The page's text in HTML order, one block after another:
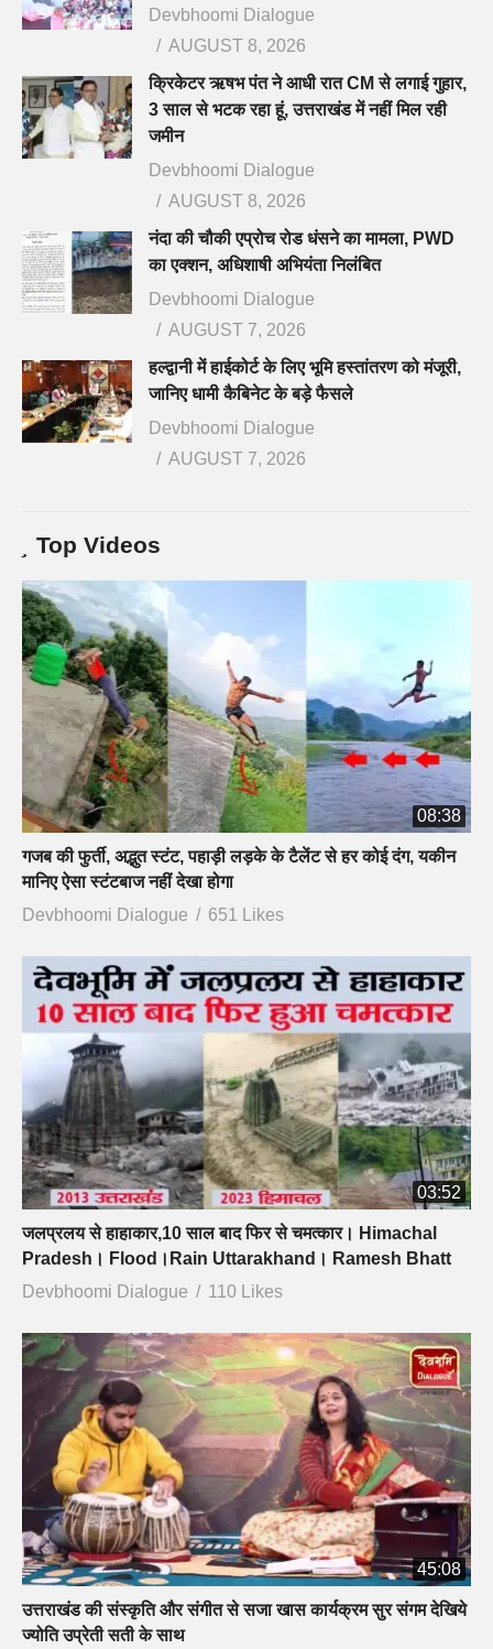
Devbhoomi Dialogue
AUGUST 8, 2026
क्रिकेटर ऋषभ पंत ने आधी रात CM से लगाई गुहार,
3 साल से भटक रहा हूं, उत्तराखंड में नहीं मिल रही
जमीन
Devbhoomi Dialogue
AUGUST 8, 2026
नंदा की चौकी एप्रोच रोड धंसने का मामला, PWD
का एक्शन, अधिशाषी अभियंता निलंबित
Devbhoomi Dialogue
AUGUST 7, 2026
हल्द्वानी में हाईकोर्ट के लिए भूमि हस्तांतरण को मंजूरी,
जानिए धामी कैबिनेट के बड़े फैसले
Devbhoomi Dialogue
AUGUST 7, 2026
Top Videos
08:38
गजब की फुर्ती, अद्भुत स्टंट, पहाड़ी लड़के के टैलेंट से हर कोई दंग, यकीन
मानिए ऐसा स्टंटबाज नहीं देखा होगा
Devbhoomi Dialogue
651 Likes
03:52
जलप्रलय से हाहाकार,10 साल बाद फिर से चमत्कार। Himachal
Pradesh। Flood।Rain Uttarakhand। Ramesh Bhatt
Devbhoomi Dialogue
110 Likes
45:08
उत्तराखंड की संस्कृति और संगीत से सजा खास कार्यक्रम सुर संगम देखिये
ज्योति उप्रेती सती के साथ